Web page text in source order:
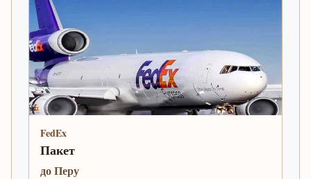
FedEx
Пакет
до Перу